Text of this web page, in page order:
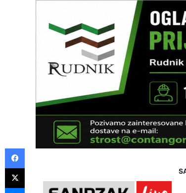
Saturday, 8 August 2026 Politika
Facebook
X
Messenger